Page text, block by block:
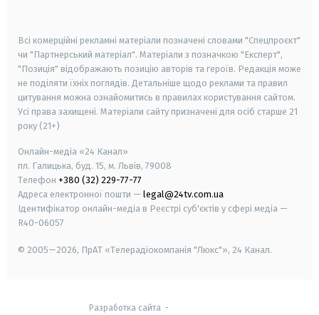
Всі комерційні рекламні матеріали позначені словами "Спецпроєкт"
чи "Партнерський матеріал". Матеріали з позначкою "Експерт",
"Позиція" відображають позицію авторів та героїв. Редакція може
не поділяти їхніх поглядів. Детальніше щодо реклами та правил
цитування можна ознайомитись в правилах користування сайтом.
Усі права захищені. Матеріали сайту призначені для осіб старше 21
року (21+)
Онлайн-медіа «24 Канал»
пл. Галицька, буд. 15, м. Львів, 79008
Телефон +380 (32) 229-77-77
Адреса електронної пошти — legal@24tv.com.ua
Ідентифікатор онлайн-медіа в Реєстрі суб'єктів у сфері медіа —
R40-06057
© 2005—2026, ПрАТ «Телерадіокомпанія "Люкс"», 24 Канал.
Разработка сайта -